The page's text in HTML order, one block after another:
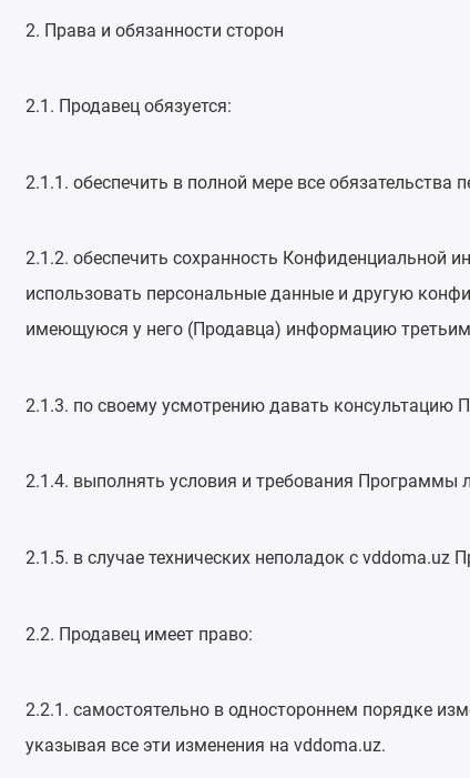
2. Права и обязанности сторон
2.1. Продавец обязуется:
2.1.1. обеспечить в полной мере все
2.1.2. обеспечить сохранность Конфиденциальной
использовать персональные данные и другую
имеющуюся у него (Продавца) информацию
2.1.3. по своему усмотрению давать консультацию
2.1.4. выполнять условия и требования Программы
2.1.5. в случае технических неполадок с
2.2. Продавец имеет право:
2.2.1. самостоятельно в одностороннем порядке
указывая все эти изменения на vddoma.uz.